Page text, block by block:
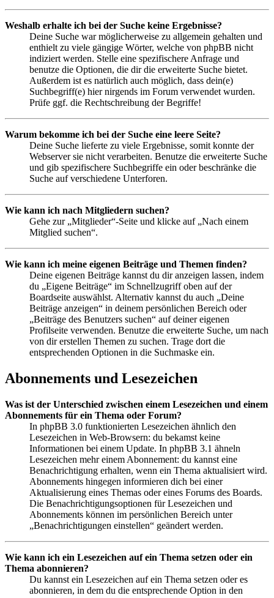
Weshalb erhalte ich bei der Suche keine Ergebnisse?
Deine Suche war möglicherweise zu allgemein gehalten und
enthielt zu viele gängige Wörter, welche von phpBB nicht
indiziert werden. Stelle eine spezifischere Anfrage und
benutze die Optionen, die dir die erweiterte Suche bietet.
Außerdem ist es natürlich auch möglich, dass dein(e)
Suchbegriff(e) hier nirgends im Forum verwendet wurden.
Prüfe ggf. die Rechtschreibung der Begriffe!
Warum bekomme ich bei der Suche eine leere Seite?
Deine Suche lieferte zu viele Ergebnisse, somit konnte der
Webserver sie nicht verarbeiten. Benutze die erweiterte Suche
und gib spezifischere Suchbegriffe ein oder beschränke die
Suche auf verschiedene Unterforen.
Wie kann ich nach Mitgliedern suchen?
Gehe zur „Mitglieder“-Seite und klicke auf „Nach einem
Mitglied suchen“.
Wie kann ich meine eigenen Beiträge und Themen finden?
Deine eigenen Beiträge kannst du dir anzeigen lassen, indem
du „Eigene Beiträge“ im Schnellzugriff oben auf der
Boardseite auswählst. Alternativ kannst du auch „Deine
Beiträge anzeigen“ in deinem persönlichen Bereich oder
„Beiträge des Benutzers suchen“ auf deiner eigenen
Profilseite verwenden. Benutze die erweiterte Suche, um nach
von dir erstellen Themen zu suchen. Trage dort die
entsprechenden Optionen in die Suchmaske ein.
Abonnements und Lesezeichen
Was ist der Unterschied zwischen einem Lesezeichen und einem
Abonnements für ein Thema oder Forum?
In phpBB 3.0 funktionierten Lesezeichen ähnlich den
Lesezeichen in Web-Browsern: du bekamst keine
Informationen bei einem Update. In phpBB 3.1 ähneln
Lesezeichen mehr einem Abonnement: du kannst eine
Benachrichtigung erhalten, wenn ein Thema aktualisiert wird.
Abonnements hingegen informieren dich bei einer
Aktualisierung eines Themas oder eines Forums des Boards.
Die Benachrichtigungsoptionen für Lesezeichen und
Abonnements können im persönlichen Bereich unter
„Benachrichtigungen einstellen“ geändert werden.
Wie kann ich ein Lesezeichen auf ein Thema setzen oder ein
Thema abonnieren?
Du kannst ein Lesezeichen auf ein Thema setzen oder es
abonnieren, in dem du die entsprechende Option in den